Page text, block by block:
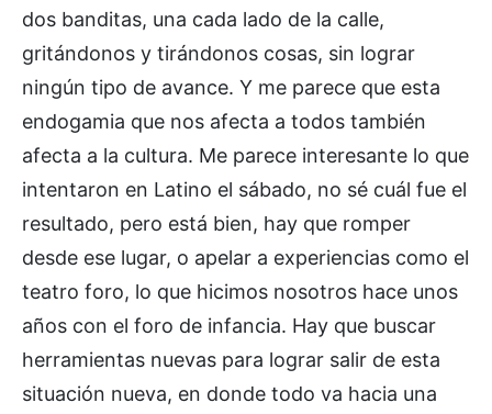
dos banditas, una cada lado de la calle,
gritándonos y tirándonos cosas, sin lograr
ningún tipo de avance. Y me parece que esta
endogamia que nos afecta a todos también
afecta a la cultura. Me parece interesante lo que
intentaron en Latino el sábado, no sé cuál fue el
resultado, pero está bien, hay que romper
desde ese lugar, o apelar a experiencias como el
teatro foro, lo que hicimos nosotros hace unos
años con el foro de infancia. Hay que buscar
herramientas nuevas para lograr salir de esta
situación nueva, en donde todo va hacia una